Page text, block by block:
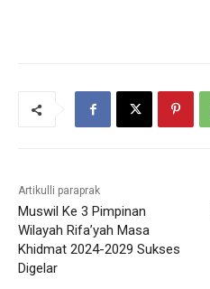
Artikulli paraprak
Muswil Ke 3 Pimpinan
Wilayah Rifa’yah Masa
Khidmat 2024-2029 Sukses
Digelar